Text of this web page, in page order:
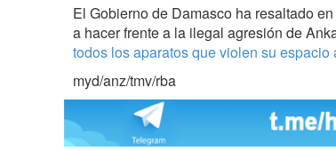
El Gobierno de Damasco ha resaltado
a hacer frente a la ilegal agresión de
todos los aparatos que violen su espacio
myd/anz/tmv/rba